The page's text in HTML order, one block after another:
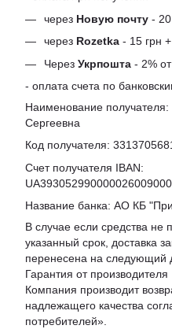
через Новую почту -
через Rozetka - 15 грн
Через Укрпошта - 2%
- оплата счета по
Наименование
Сергеевна
Код получателя:
Счет получателя IBAN:
Название банка: АО КБ
В случае если средства не
указанный срок, доставка
перенесена на следующий
Гарантия от производителя
Компания производит
надлежащего качества
потребителей».